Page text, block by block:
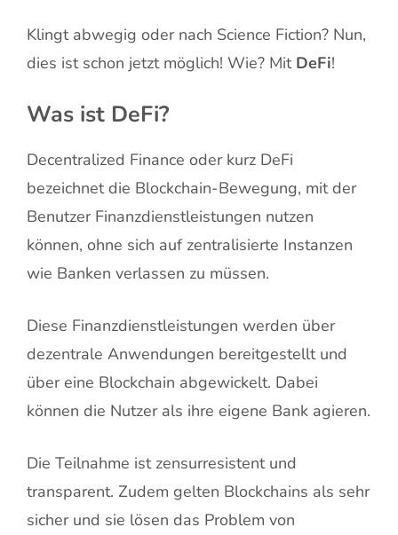
Klingt abwegig oder nach Science Fiction? Nun,
dies ist schon jetzt möglich! Wie? Mit DeFi!
Was ist DeFi?
Decentralized Finance oder kurz DeFi
bezeichnet die Blockchain-Bewegung, mit der
Benutzer Finanzdienstleistungen nutzen
können, ohne sich auf zentralisierte Instanzen
wie Banken verlassen zu müssen.
Diese Finanzdienstleistungen werden über
dezentrale Anwendungen bereitgestellt und
über eine Blockchain abgewickelt. Dabei
können die Nutzer als ihre eigene Bank agieren.
Die Teilnahme ist zensurresistent und
transparent. Zudem gelten Blockchains als sehr
sicher und sie lösen das Problem von